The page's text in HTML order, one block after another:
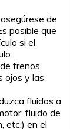
de
posible que
si el
frenos.
ojos y las
fluidos a
fluido de
etc.) en el